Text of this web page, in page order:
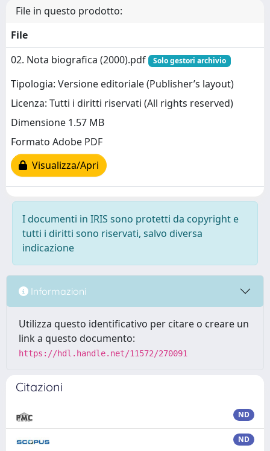
File in questo prodotto:
File
02. Nota biografica (2000).pdf
Solo gestori archivio
Tipologia: Versione editoriale (Publisher’s layout)
Licenza: Tutti i diritti riservati (All rights reserved)
Dimensione 1.57 MB
Formato Adobe PDF
Visualizza/Apri
I documenti in IRIS sono protetti da copyright e
tutti i diritti sono riservati, salvo diversa
indicazione
Informazioni
Utilizza questo identificativo per citare o creare un
link a questo documento:
https://hdl.handle.net/11572/270091
Citazioni
ND
ND